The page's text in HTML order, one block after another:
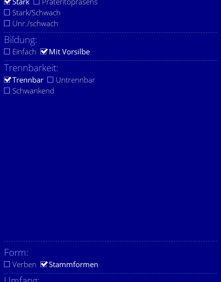
Stark/Schwach
Unr./schwach
Bildung:
Einfach Mit Vorsilbe
Trennbarkeit:
Trennbar
Untrennbar
Schwankend
Form:
Verben Stammformen